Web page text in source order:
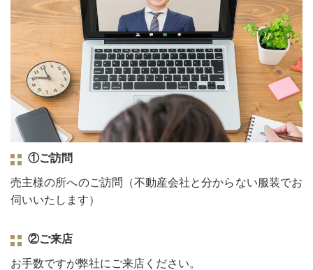
①ご訪問
売主様の所へのご訪問（不動産会社と分からない服装でお
伺いいたします）
②ご来店
お手数ですが弊社にご来店ください。